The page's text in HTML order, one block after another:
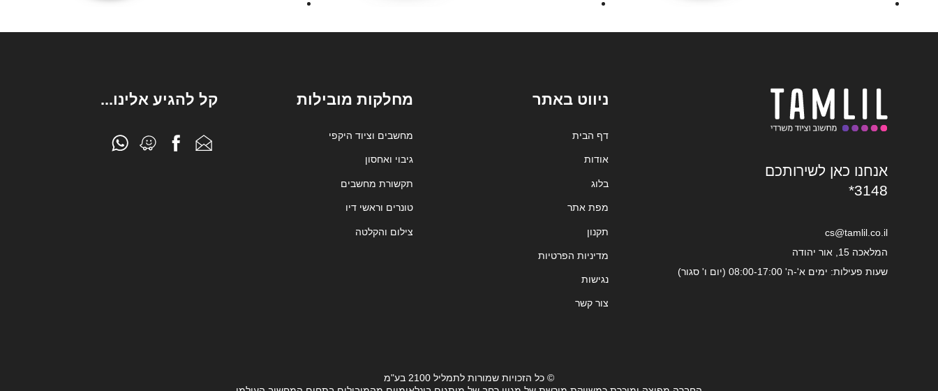
אנחנו כאן לשירותכם
*3148
cs@tamlil.co.il
המלאכה 15, אור יהודה
שעות פעילות: ימים א'-ה' 08:00-17:00 (יום ו' סגור)
ניווט באתר
דף הבית
אודות
בלוג
מפת אתר
תקנון
מדיניות הפרטיות
נגישות
צור קשר
מחלקות מובילות
מחשבים וציוד היקפי
גיבוי ואחסון
תקשורת מחשבים
טונרים וראשי דיו
צילום והקלטה
קל להגיע אלינו...
© כל הזכויות שמורות לתמליל 2100 בע"מ